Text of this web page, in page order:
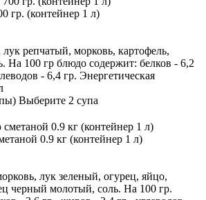
гр. (контейнер 1 л)
репчатый, морковь, картофель,
На 100 гр блюдо содержит: белков - 6,2
- 6,4 гр. Энергетическая
Выберите 2 супа
0.9 кг (контейнер 1 л)
лук зеленый, огурец, яйцо,
черный молотый, соль. На 100 гр.